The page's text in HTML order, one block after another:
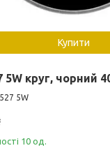
Купити
5W круг, чорний
5W
10 од.